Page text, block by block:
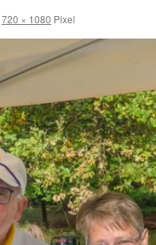
720 × 1080 Pixel